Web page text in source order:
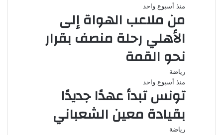
منذ أسبوع واحد
من ملاعب الهواة إلى
الأهلي رحلة منصف بقرار
نحو القمة
رياضة
منذ أسبوع واحد
تونس تبدأ عهدًا جديدًا
بقيادة معين الشعباني
رياضة